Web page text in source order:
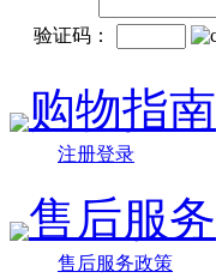
验证码：
购物指南
注册登录
售后服务
售后服务政策